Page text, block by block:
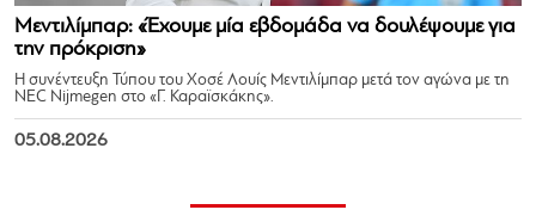
Μεντιλίμπαρ: «Έχουμε μία εβδομάδα να δουλέψουμε για
την πρόκριση»
Η συνέντευξη Τύπου του Χοσέ Λουίς Μεντιλίμπαρ μετά τον αγώνα με τη
NEC Nijmegen στο «Γ. Καραϊσκάκης».
05.08.2026